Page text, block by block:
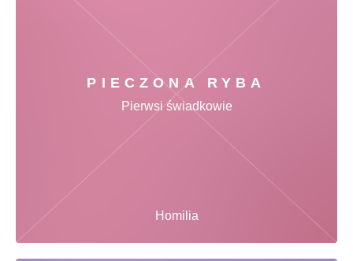
PIECZONA RYBA
Homilia
Pierwsi świadkowie